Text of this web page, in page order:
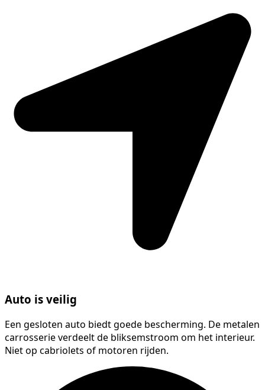
Auto is veilig
Een gesloten auto biedt goede bescherming. De metalen
carrosserie verdeelt de bliksemstroom om het interieur.
Niet op cabriolets of motoren rijden.